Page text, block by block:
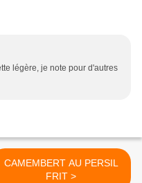
légère, je note pour d'autres
CAMEMBERT AU PERSIL
FRIT >